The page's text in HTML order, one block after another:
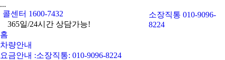
...
콜센터 1600-7432
365일/24시간 상담가능!
소장직통 010-9096-
8224
홈
차량안내
요금안내 :소장직통: 010-9096-8224